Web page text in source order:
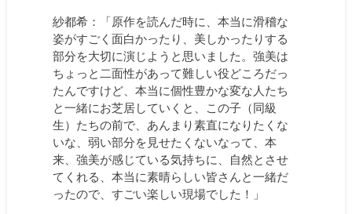
紗都希：「原作を読んだ時に、本当に滑稽な
姿がすごく面白かったり、美しかったりする
部分を大切に演じようと思いました。強美は
ちょっと二面性があって難しい役どころだっ
たんですけど、本当に個性豊かな変な人たち
と一緒にお芝居していくと、この子（同級
生）たちの前で、あんまり素直になりたくな
いな、弱い部分を見せたくないなって、本
来、強美が感じている気持ちに、自然とさせ
てくれる、本当に素晴らしい皆さんと一緒だ
ったので、すごい楽しい現場でした！」